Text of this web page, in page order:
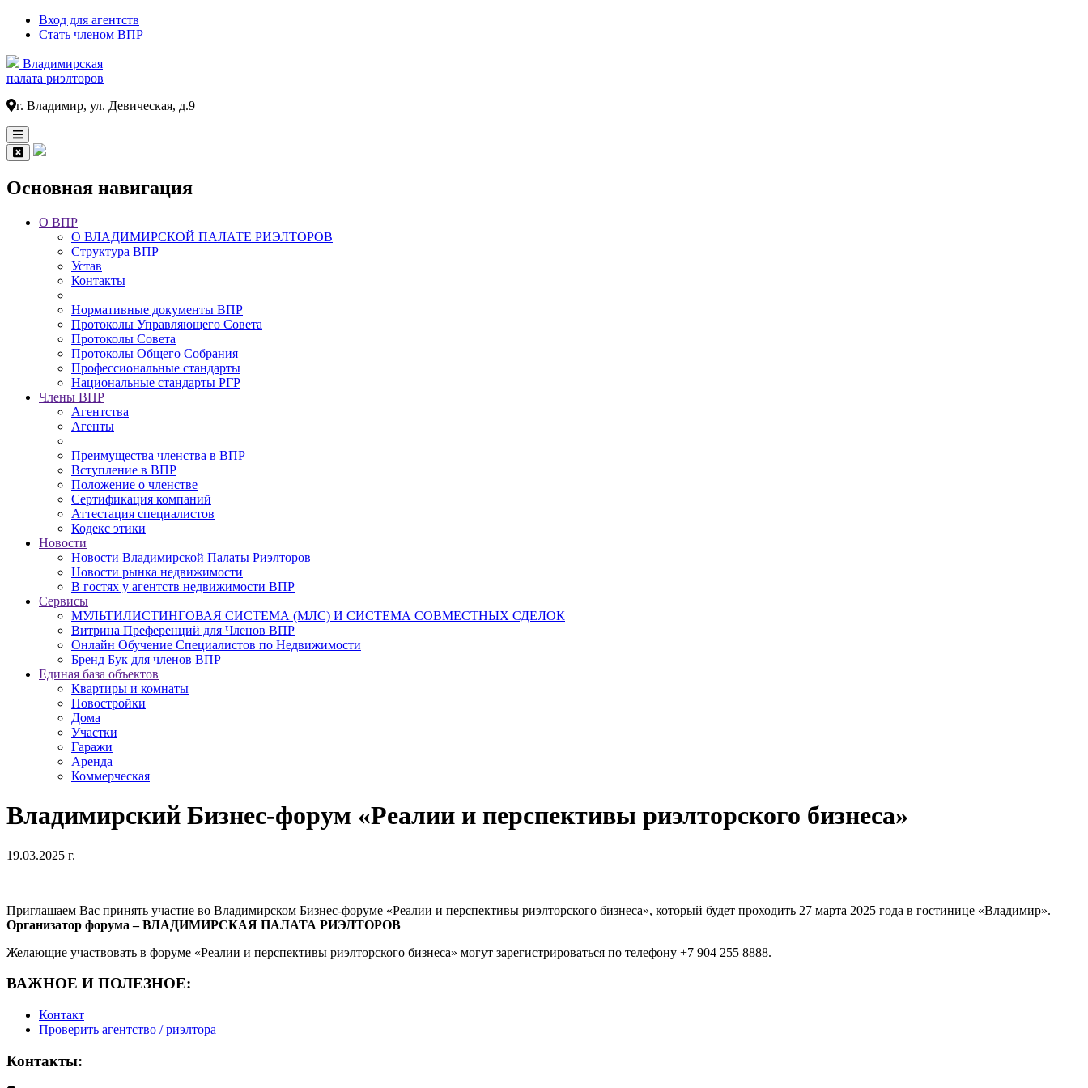
Вход для агентств
Стать членом ВПР
Владимирская
палата риэлторов
г. Владимир, ул. Девическая, д.9
Основная навигация
О ВПР
О ВЛАДИМИРСКОЙ ПАЛАТЕ РИЭЛТОРОВ
Структура ВПР
Устав
Контакты
Нормативные документы ВПР
Протоколы Управляющего Совета
Протоколы Совета
Протоколы Общего Собрания
Профессиональные стандарты
Национальные стандарты РГР
Члены ВПР
Агентства
Агенты
Преимущества членства в ВПР
Вступление в ВПР
Положение о членстве
Сертификация компаний
Аттестация специалистов
Кодекс этики
Новости
Новости Владимирской Палаты Риэлторов
Новости рынка недвижимости
В гостях у агентств недвижимости ВПР
Сервисы
МУЛЬТИЛИСТИНГОВАЯ СИСТЕМА (МЛС) И СИСТЕМА СОВМЕСТНЫХ СДЕЛОК
Витрина Преференций для Членов ВПР
Онлайн Обучение Специалистов по Недвижимости
Бренд Бук для членов ВПР
Единая база объектов
Квартиры и комнаты
Новостройки
Дома
Участки
Гаражи
Аренда
Коммерческая
Владимирский Бизнес-форум «Реалии и перспективы риэлторского бизнеса»
19.03.2025 г.
Приглашаем Вас принять участие во Владимирском Бизнес-форуме «Реалии и перспективы риэлторского бизнеса», который будет проходить 27 марта 2025 года в гостинице «Владимир».
Организатор форума – ВЛАДИМИРСКАЯ ПАЛАТА РИЭЛТОРОВ
Желающие участвовать в форуме «Реалии и перспективы риэлторского бизнеса» могут зарегистрироваться по телефону +7 904 255 8888.
ВАЖНОЕ И ПОЛЕЗНОЕ:
Контакт
Проверить агентство / риэлтора
Контакты: